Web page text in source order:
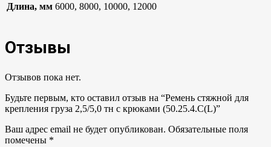
Длина, мм 6000, 8000, 10000, 12000
Отзывы
Отзывов пока нет.
Будьте первым, кто оставил отзыв на “Ремень стяжной для
крепления груза 2,5/5,0 тн с крюками (50.25.4.С(L)”
Ваш адрес email не будет опубликован. Обязательные поля
помечены *